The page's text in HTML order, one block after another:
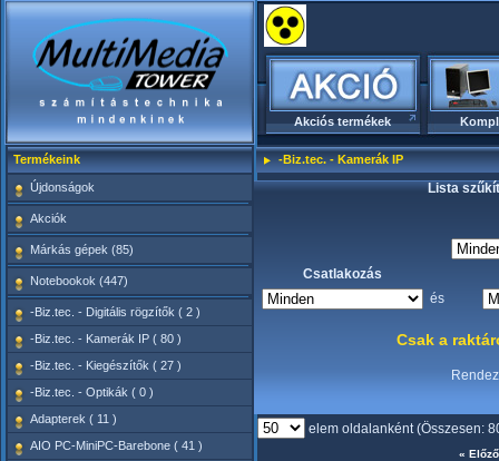
Akciós termékek
Termékeink
Újdonságok
Akciók
Márkás gépek (85)
Notebookok (447)
-Biz.tec. - Digitális rögzítők ( 2 )
-Biz.tec. - Kamerák IP ( 80 )
-Biz.tec. - Kiegészítők ( 27 )
-Biz.tec. - Optikák ( 0 )
Adapterek ( 11 )
AIO PC-MiniPC-Barebone ( 41 )
-Biz.tec. - Kamerák IP
Lista
Csatlakozás
és
Csak a
elem oldalanként (Összesen:
«